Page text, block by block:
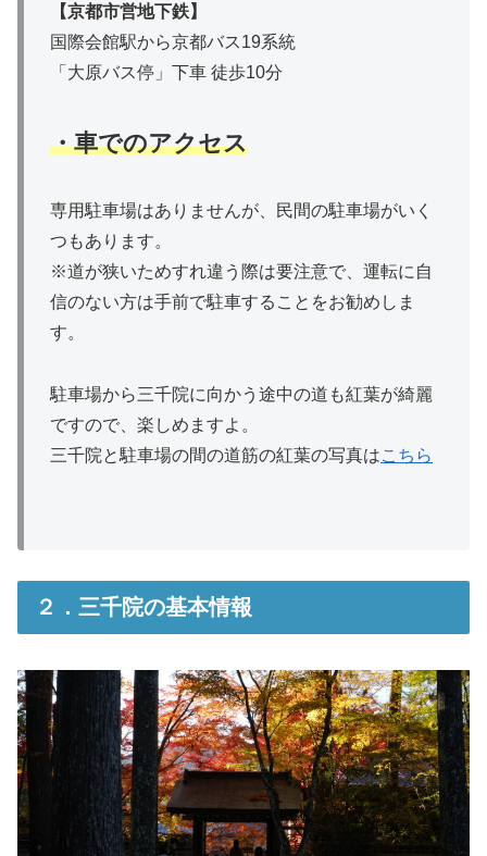
【京都市営地下鉄】
国際会館駅から京都バス19系統
「大原バス停」下車 徒歩10分
・車でのアクセス
専用駐車場はありませんが、民間の駐車場がいく
つもあります。
※道が狭いためすれ違う際は要注意で、運転に自
信のない方は手前で駐車することをお勧めしま
す。
駐車場から三千院に向かう途中の道も紅葉が綺麗
ですので、楽しめますよ。
三千院と駐車場の間の道筋の紅葉の写真はこちら
２．三千院の基本情報